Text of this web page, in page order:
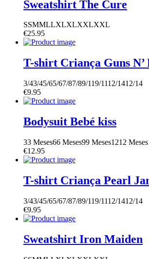
Sweatshirt The Cure
SSMMLLXLXLXXLXXL
€25.95
T-shirt Criança Guns N’
3/43/45/65/67/87/89/119/1112/1412/14
€9.95
Bodysuit Bebé kiss
33 Meses66 Meses99 Meses1212 Meses
€12.95
T-shirt Criança Pearl
3/43/45/65/67/87/89/119/1112/1412/14
€9.95
Sweatshirt Iron Maiden